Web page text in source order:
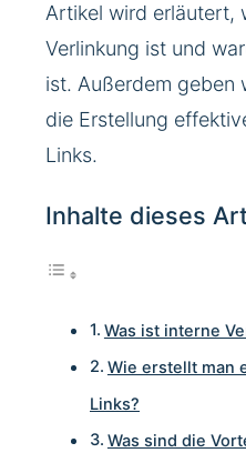
Artikel wird erläutert,
Verlinkung ist und
ist. Außerdem geben
die Erstellung
Links.
Inhalte dieses
Was ist interne
Wie erstellt man
Links?
Was sind die